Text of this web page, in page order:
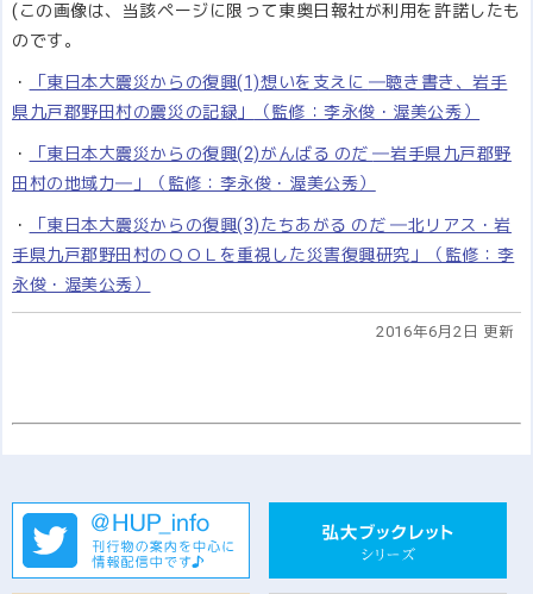
(この画像は、当該ページに限って東奥日報社が利用を許諾したも
のです。
・ 「 東日本大震災からの復興(1)想いを支えに ―聴き書き、岩手
県九戸郡野田村の震災の記録 」 （監修：李永俊・渥美公秀）
・ 「 東日本大震災からの復興(2)がんばる のだ―岩手県九戸郡野
田村の地域力― 」（監修：李永俊・渥美公秀）
・ 「 東日本大震災からの復興(3)たちあがる のだ―北リアス・岩
手県九戸郡野田村のＱＯＬを重視した災害復興研究 」（監修：李
永俊・渥美公秀）
2016年6月2日 更新